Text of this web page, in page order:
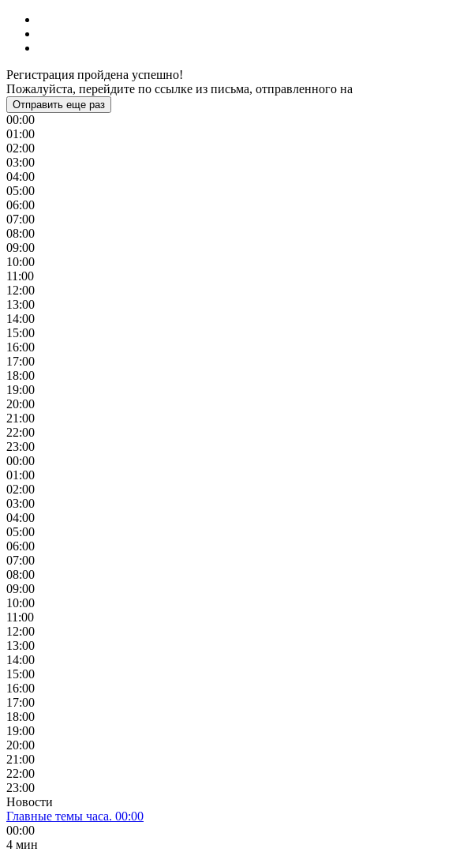
Регистрация пройдена успешно!
Пожалуйста, перейдите по ссылке из письма, отправленного на
Отправить еще раз
00:00
01:00
02:00
03:00
04:00
05:00
06:00
07:00
08:00
09:00
10:00
11:00
12:00
13:00
14:00
15:00
16:00
17:00
18:00
19:00
20:00
21:00
22:00
23:00
00:00
01:00
02:00
03:00
04:00
05:00
06:00
07:00
08:00
09:00
10:00
11:00
12:00
13:00
14:00
15:00
16:00
17:00
18:00
19:00
20:00
21:00
22:00
23:00
Новости
Главные темы часа. 00:00
00:00
4 мин